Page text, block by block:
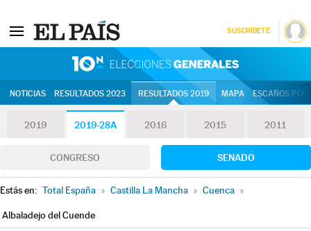
SUSCRÍBETE
NOTICIAS RESULTADOS 2023 RESULTADOS 2019 MAPA ESCAÑOS
2019 2019-28A 2016 2015 2011
CONGRESO SENADO
Estás en: Total España » Castilla La Mancha » Cuenca »
Albaladejo del Cuende